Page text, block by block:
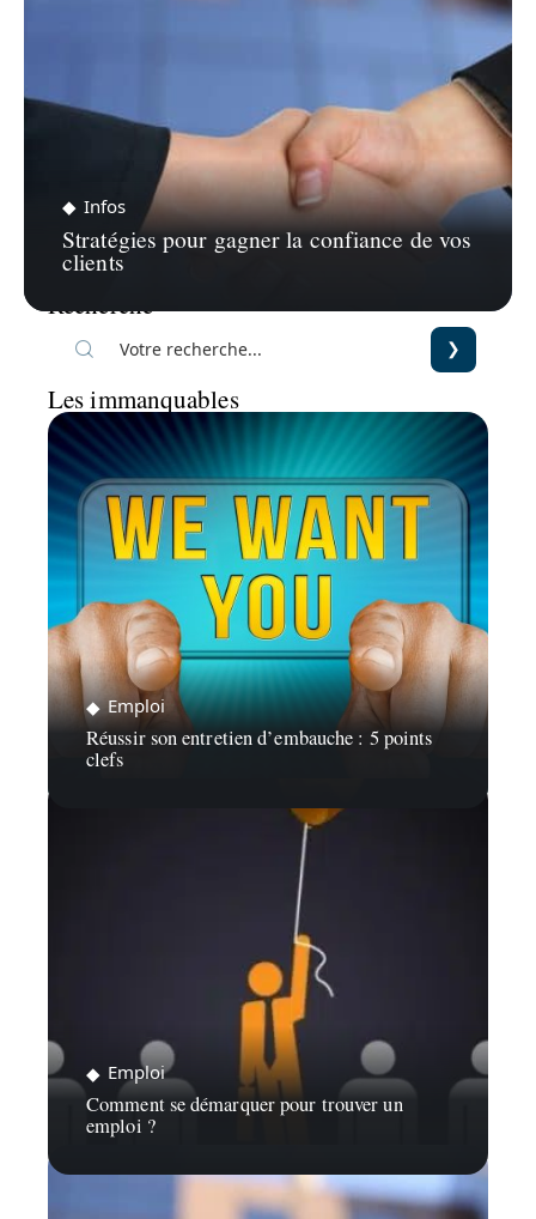
Infos
Stratégies pour gagner la confiance de vos
clients
Recherche
Les immanquables
Emploi
Réussir son entretien d’embauche : 5 points
clefs
Emploi
Comment se démarquer pour trouver un
emploi ?